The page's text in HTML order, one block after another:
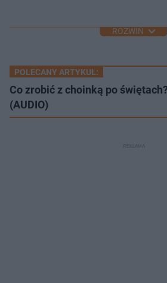
ROZWIŃ
POLECANY ARTYKUŁ:
Co zrobić z choinką po
(AUDIO)